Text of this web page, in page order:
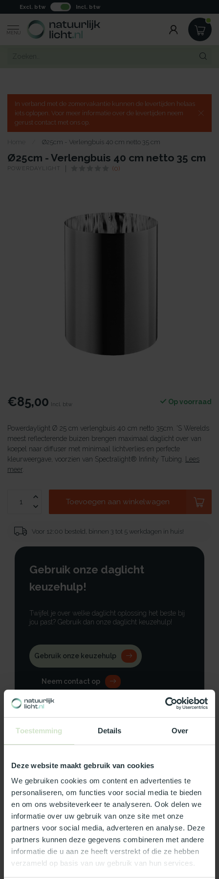
Toestemming Details Over
Deze website maakt gebruik van cookies
We gebruiken cookies om content en advertenties te
personaliseren, om functies voor social media te bieden
en om ons websiteverkeer te analyseren. Ook delen we
informatie over uw gebruik van onze site met onze
partners voor social media, adverteren en analyse. Deze
partners kunnen deze gegevens combineren met andere
informatie die u aan ze heeft verstrekt of die ze hebben
verzameld op basis van uw gebruik van hun services.
Excl. btw Incl. btw
MENU
In verband met de zomervakantie kunnen de levertijden helaas
iets oplopen. Voor meer informatie over de levertijden neem
gerust contact met ons op.
Home Ø25cm - Verlengbuis 40 cm netto 35 cm
Ø25cm - Verlengbuis 40 cm netto 35 cm
POWERDAYLIGHT (0)
€85,00 Incl. btw Op voorraad
Powerdaylight Ø 25 cm verlengbuis 40 cm netto 35cm. 'S Werelds
meest reflecterende buizen brengen maximaal daglicht over van
koepel naar diffuser met minimaal lichtverlies en perfecte
kleurweergave, voorzien van Spectralight® Infinity Tubing.
Lees
meer.
Toevoegen aan winkelwagen
Voor 12:00 besteld, binnen 3 tot 5 werkdagen in huis!
Gebruik onze daglicht
keuzehulp!
Twijfel je over welke daglicht oplossing het beste bij
jou past? Gebruik dan onze daglicht keuzehulp!
Gebruik onze keuzehulp
Neem contact op
Specificaties
Reviews
Wat ons écht bijzonder maakt:
Officieel Skylux dealer!
Gratis bezorging in Nederland, m.u.v. de Waddeneilanden
99% uit voorraad leverbaar